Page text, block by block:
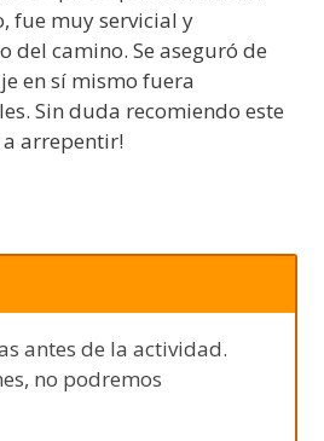
fue muy servicial y
del camino. Se aseguró de
en sí mismo fuera
Sin duda recomiendo este
a arrepentir!
antes de la actividad.
no podremos